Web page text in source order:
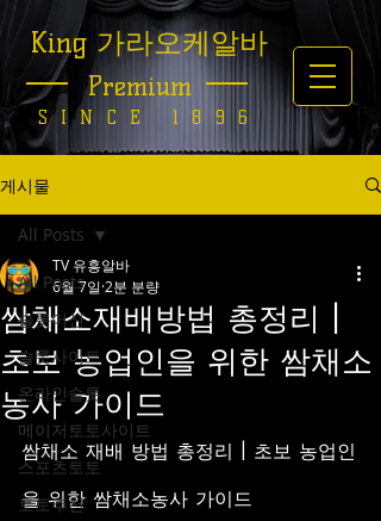
King 가라오케알바
Premium
SINCE 1896
게시물
All Posts
슬롯머신
슬롯사이트
온라인슬롯
메이저토토사이트
스포츠토토
토토추천
All Posts
쌈채소재배방법 총정리 |
초보 농업인을 위한 쌈채소
농사 가이드
TV 유흥알바
6월 7일 2분 분량
쌈채소 재배 방법 총정리 | 초보 농업인
을 위한 쌈채소농사 가이드